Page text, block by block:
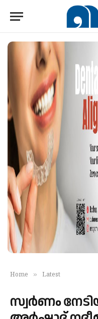
Home » Latest
സ്വർണം